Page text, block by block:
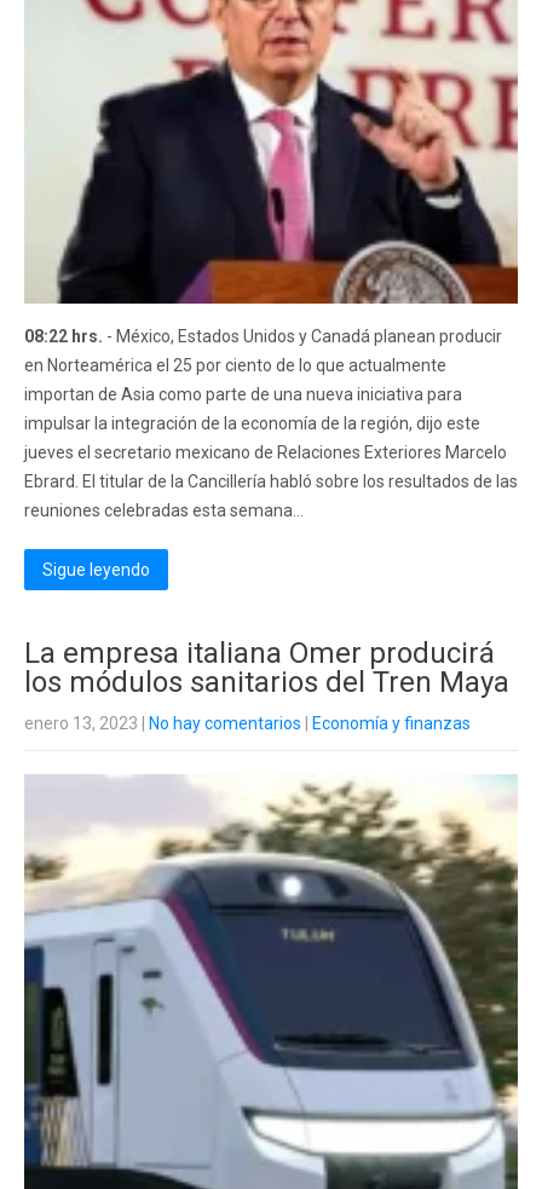
08:22 hrs. - México, Estados Unidos y Canadá planean producir
en Norteamérica el 25 por ciento de lo que actualmente
importan de Asia como parte de una nueva iniciativa para
impulsar la integración de la economía de la región, dijo este
jueves el secretario mexicano de Relaciones Exteriores Marcelo
Ebrard. El titular de la Cancillería habló sobre los resultados de las
reuniones celebradas esta semana...
Sigue leyendo
La empresa italiana Omer producirá
los módulos sanitarios del Tren Maya
enero 13, 2023 No hay comentarios Economía y finanzas